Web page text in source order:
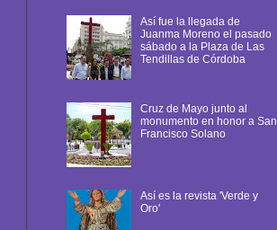
Así fue la llegada de
Juanma Moreno el pasado
sábado a la Plaza de Las
Tendillas de Córdoba
Cruz de Mayo junto al
monumento en honor a San
Francisco Solano
Así es la revista 'Verde y
Oro'